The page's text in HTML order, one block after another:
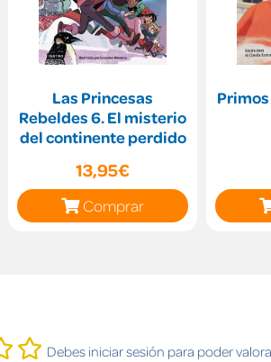
Las Princesas
Rebeldes 6. El misterio
del continente perdido
13,95€
Comprar
Primos
Debes iniciar sesión para poder